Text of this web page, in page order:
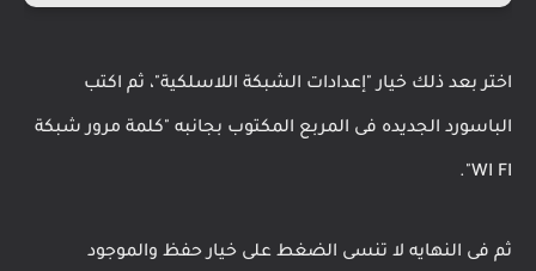
اختر بعد ذلك خيار "إعدادات الشبكة اللاسلكية"، ثم اكتب
الباسورد الجديده فى المربع المكتوب بجانبه "كلمة مرور شبكة
WI FI".
ثم فى النهايه لا تنسى الضغط على خيار حفظ والموجود